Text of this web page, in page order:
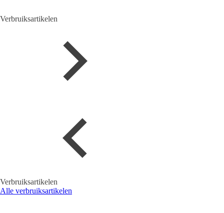
Verbruiksartikelen
Verbruiksartikelen
Alle verbruiksartikelen